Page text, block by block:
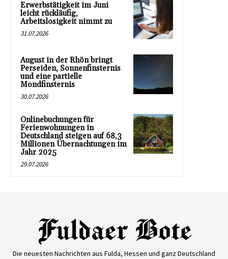
Erwerbstätigkeit im Juni
leicht rückläufig,
Arbeitslosigkeit nimmt zu
31.07.2026
August in der Rhön bringt
Perseiden, Sonnenfinsternis
und eine partielle
Mondfinsternis
30.07.2026
Onlinebuchungen für
Ferienwohnungen in
Deutschland steigen auf 68,3
Millionen Übernachtungen im
Jahr 2025
29.07.2026
Die neuesten Nachrichten aus Fulda, Hessen und ganz Deutschland